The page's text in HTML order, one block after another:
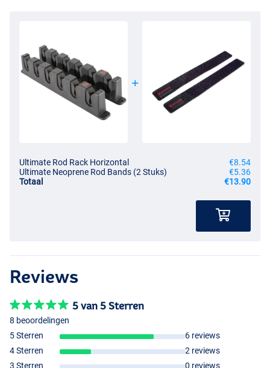
Ultimate Rod Rack Horizontal
€8.54
Ultimate Neoprene Rod Bands (2 Stuks)
€5.36
Totaal
€13.90
Reviews
5 van 5 Sterren
8 beoordelingen
5 Sterren
6 reviews
4 Sterren
2 reviews
3 Sterren
0 reviews